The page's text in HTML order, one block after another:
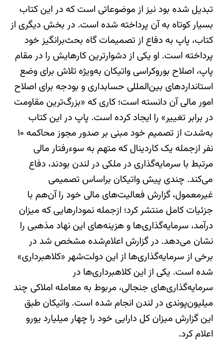
تبدیل شده بود نیز از موضوعاتی است که در این کتاب
بسیار کوتاه به آن پرداخته شده است. در بخش دیگری از
کتاب، پاپ به دفاع از تصمیمات گاه بحث‌برانگیز خود
پرداخته است. او یکی از دشوارترین کارهایش را در مقام
پاپ، اصلاح بوروکراسی واتیکان به‌ویژه تلاش برای وضع
استانداردهای بین‌المللی حسابداری و بودجه برای اصلاح
امور مالی آن دانسته است؛ کاری که «بزرگ‌ترین مقاومت
در برابر تغییر» را ایجاد کرده است. پاپ در این کتاب
به‌شدت از تصمیم خود مبنی بر صدور مجوز محاکمه ۱۰
نفر ازجمله یک کاردینال که متهم به سوء‌رفتار مالی
مرتبط با سرمایه‌گذاری در ملکی در لندن بودند، دفاع
می‌کند. چندی پیش واتیکان براساس تصمیمی
غیرمعمول، گزارش فعالیت‌های مالی خود را آن‌هم با
جزئیات کامل منتشر کرد؛ ازجمله نمودارهایی که میزان
درآمد، سرمایه‌گذاری‌ها و هزینه‌های این نهاد مذهبی را
نشان می‌دهد. در گزارش اعلام‌شده مشخص شد در
برخی از سرمایه‌گذاری‌ها از این دولت‌شهر «کلاهبرداری‌»
شده است. یکی از این کلاهبرداری‌ها در
سرمایه‌گذاری‌های جنجالی، مربوط به معامله املاکی چند
میلیون‌پوندی در لندن انجام شده است. واتیکان طبق
این گزارش میزان کل دارایی خود را چهار میلیارد یورو
اعلام کرد.